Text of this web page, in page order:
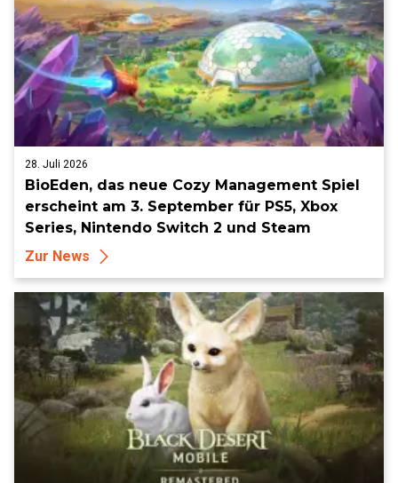
28. Juli 2026
BioEden, das neue Cozy Management Spiel
erscheint am 3. September für PS5, Xbox
Series, Nintendo Switch 2 und Steam
Zur News